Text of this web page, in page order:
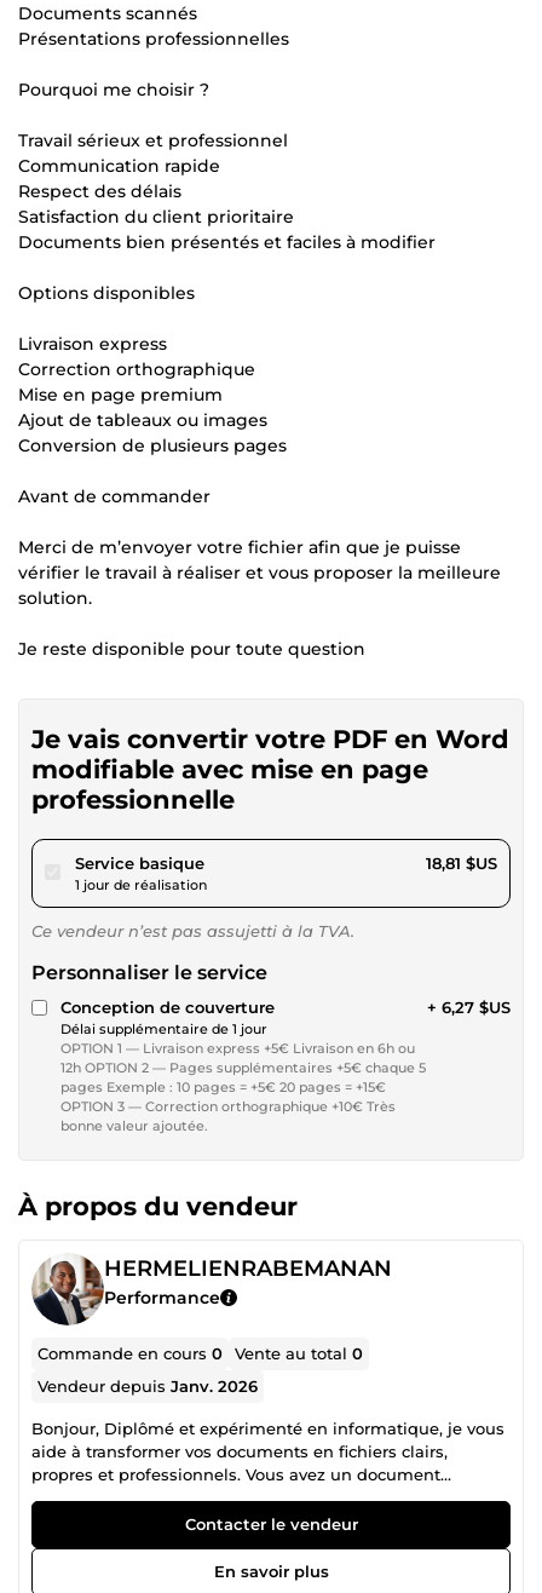
Documents scannés
Présentations professionnelles
Pourquoi me choisir ?
Travail sérieux et professionnel
Communication rapide
Respect des délais
Satisfaction du client prioritaire
Documents bien présentés et faciles à modifier
Options disponibles
Livraison express
Correction orthographique
Mise en page premium
Ajout de tableaux ou images
Conversion de plusieurs pages
Avant de commander
Merci de m’envoyer votre fichier afin que je puisse
vérifier le travail à réaliser et vous proposer la meilleure
solution.
Je reste disponible pour toute question
Je vais convertir votre PDF en Word
modifiable avec mise en page
professionnelle
Service basiquepour 17,33 $US
1 jour de réalisation
18,81 $US
Ce vendeur n’est pas assujetti à la TVA.
Personnaliser le service
Conception de couverture
Délai supplémentaire de 1 jour
OPTION 1 — Livraison express +5€ Livraison en 6h ou
12h OPTION 2 — Pages supplémentaires +5€ chaque 5
pages Exemple : 10 pages = +5€ 20 pages = +15€
OPTION 3 — Correction orthographique +10€ Très
bonne valeur ajoutée.
+ 6,27 $US
À propos du vendeur
HERMELIENRABEMANAN
Performance
Commande en cours0 Vente au total0
Vendeur depuisJanv. 2026
Bonjour, Diplômé et expérimenté en informatique, je vous
aide à transformer vos documents en fichiers clairs,
propres et professionnels. Vous avez un document
manuscrit, un PDF ou un texte mal présenté ? Je
m'occupe de la saisie, la mise en forme et les corrections
de base pour que votre document soit prêt à l'emploi —
sur Word ou Google Docs. Rigoureux, organisé et soucieux
Contacter le vendeur
En savoir plus